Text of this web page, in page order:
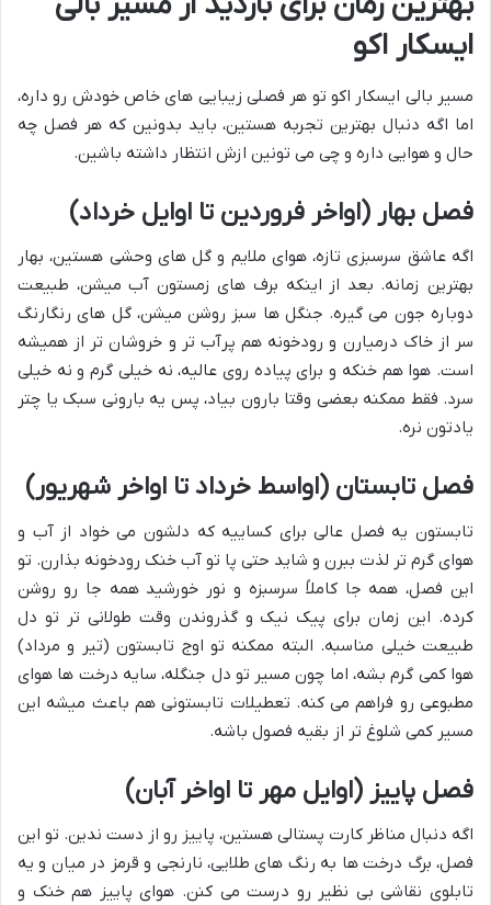
ایسکار اکو
مسیر بالی ایسکار اکو تو هر فصلی زیبایی های خاص خودش رو داره،
اما اگه دنبال بهترین تجربه هستین، باید بدونین که هر فصل چه
حال و هوایی داره و چی می تونین ازش انتظار داشته باشین.
فصل بهار (اواخر فروردین تا اوایل خرداد)
اگه عاشق سرسبزی تازه، هوای ملایم و گل های وحشی هستین، بهار
بهترین زمانه. بعد از اینکه برف های زمستون آب میشن، طبیعت
دوباره جون می گیره. جنگل ها سبز روشن میشن، گل های رنگارنگ
سر از خاک درمیارن و رودخونه هم پرآب تر و خروشان تر از همیشه
است. هوا هم خنکه و برای پیاده روی عالیه، نه خیلی گرم و نه خیلی
سرد. فقط ممکنه بعضی وقتا بارون بیاد، پس یه بارونی سبک یا چتر
یادتون نره.
فصل تابستان (اواسط خرداد تا اواخر شهریور)
تابستون یه فصل عالی برای کساییه که دلشون می خواد از آب و
هوای گرم تر لذت ببرن و شاید حتی پا تو آب خنک رودخونه بذارن. تو
این فصل، همه جا کاملاً سرسبزه و نور خورشید همه جا رو روشن
کرده. این زمان برای پیک نیک و گذروندن وقت طولانی تر تو دل
طبیعت خیلی مناسبه. البته ممکنه تو اوج تابستون (تیر و مرداد)
هوا کمی گرم بشه، اما چون مسیر تو دل جنگله، سایه درخت ها هوای
مطبوعی رو فراهم می کنه. تعطیلات تابستونی هم باعث میشه این
مسیر کمی شلوغ تر از بقیه فصول باشه.
فصل پاییز (اوایل مهر تا اواخر آبان)
اگه دنبال مناظر کارت پستالی هستین، پاییز رو از دست ندین. تو این
فصل، برگ درخت ها به رنگ های طلایی، نارنجی و قرمز در میان و یه
تابلوی نقاشی بی نظیر رو درست می کنن. هوای پاییز هم خنک و